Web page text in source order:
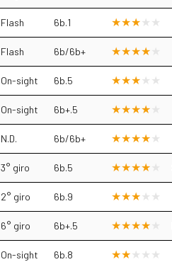
Flash 6b.1
Flash 6b/6b+
On-sight 6b.5
On-sight 6b+.5
N.D. 6b/6b+
3° giro 6b.5
2° giro 6b.9
6° giro 6b+.5
On-sight 6b.8